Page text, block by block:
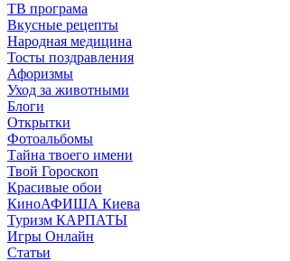
ТВ програма
Вкусные рецепты
Народная медицина
Тосты поздравления
Афоризмы
Уход за животными
Блоги
Открытки
Фотоальбомы
Тайна твоего имени
Твой Гороскоп
Красивые обои
КиноАФИША Киева
Туризм КАРПАТЫ
Игры Онлайн
Статьи